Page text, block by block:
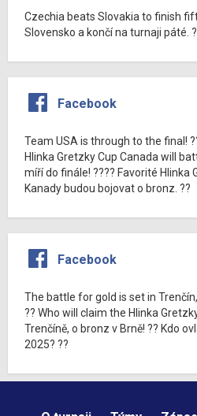
Czechia beats Slovakia to finish
Slovensko a končí na turnaji páté.
Facebook
Team USA is through to the final!
Hlinka Gretzky Cup Canada will
míří do finále! ???? Favorité Hlinka
Kanady budou bojovat o bronz. ??
Facebook
The battle for gold is set in
?? Who will claim the Hlinka
Trenčíně, o bronz v Brně! ?? Kdo
2025? ??